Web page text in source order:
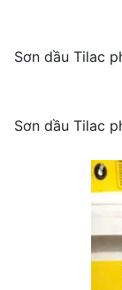
Sơn dầu Tilac
Sơn dầu Tilac